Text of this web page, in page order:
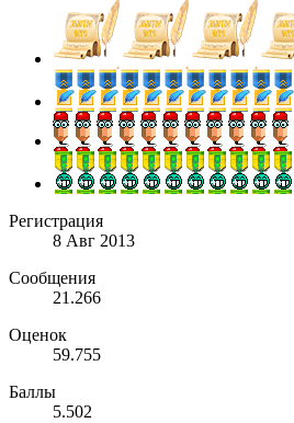
Регистрация
8 Авг 2013
Сообщения
21.266
Оценок
59.755
Баллы
5.502